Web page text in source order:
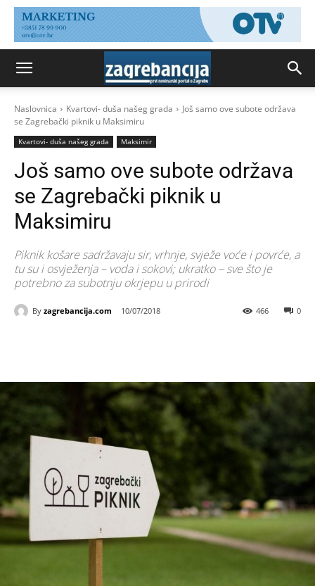
Naslovnica Kvartovi- duša našeg grada
Još samo ove subote održava
se Zagrebački piknik u Maksimiru
Kvartovi- duša našeg grada Maksimir
Još samo ove subote održava
se Zagrebački piknik u
Maksimiru
Piknik košare sadržavaju sir, vrhnje, svježe voće i povrće, a
tu su i osvježenja – voda i sokovi; ukratko – sve što je
potrebno za subotnju okrjepu u prirodi
By zagrebancija.com 10/07/2018 0
466